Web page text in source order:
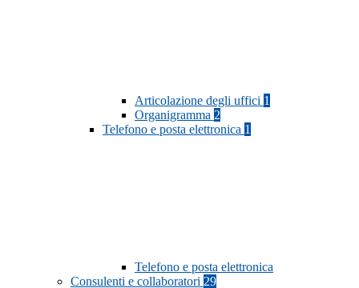
Articolazione degli uffici 1
Organigramma 2
Telefono e posta elettronica 1
Telefono e posta elettronica
Consulenti e collaboratori 29